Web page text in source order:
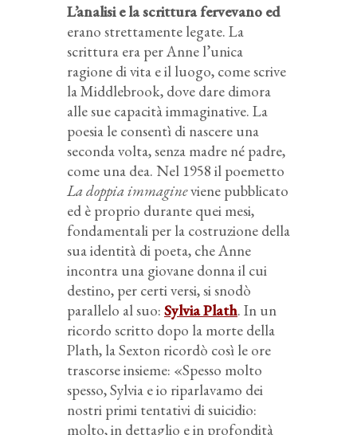
L’analisi e la scrittura fervevano ed
erano strettamente legate. La
scrittura era per Anne l’unica
ragione di vita e il luogo, come scrive
la Middlebrook, dove dare dimora
alle sue capacità immaginative. La
poesia le consentì di nascere una
seconda volta, senza madre né padre,
come una dea. Nel 1958 il poemetto
La doppia immagineviene pubblicato
ed è proprio durante quei mesi,
fondamentali per la costruzione della
sua identità di poeta, che Anne
incontra una giovane donna il cui
destino, per certi versi, si snodò
parallelo al suo: Sylvia Plath. In un
ricordo scritto dopo la morte della
Plath, la Sexton ricordò così le ore
trascorse insieme: «Spesso molto
spesso, Sylvia e io riparlavamo dei
nostri primi tentativi di suicidio:
molto, in dettaglio e in profondità